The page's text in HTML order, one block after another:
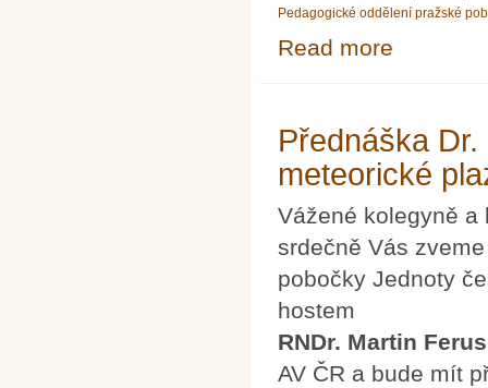
Pedagogické oddělení pražské
Read more
Přednáška
meteorické
Vážené kolegyně a
srdečně Vás
pobočky Jednoty
hostem
RNDr. Martin
AV ČR a bude mít